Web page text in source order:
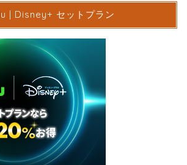
| Disney+ セットプラン